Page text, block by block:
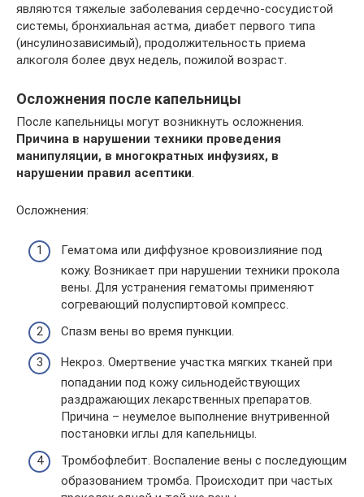
являются тяжелые заболевания сердечно-сосудистой
системы, бронхиальная астма, диабет первого типа
(инсулинозависимый), продолжительность приема
алкоголя более двух недель, пожилой возраст.
Осложнения после капельницы
После капельницы могут возникнуть осложнения.
Причина в нарушении техники проведения
манипуляции, в многократных инфузиях, в
нарушении правил асептики.
Осложнения:
Гематома или диффузное кровоизлияние под
кожу. Возникает при нарушении техники прокола
вены. Для устранения гематомы применяют
согревающий полуспиртовой компресс.
Спазм вены во время пункции.
Некроз. Омертвение участка мягких тканей при
попадании под кожу сильнодействующих
раздражающих лекарственных препаратов.
Причина – неумелое выполнение внутривенной
постановки иглы для капельницы.
Тромбофлебит. Воспаление вены с последующим
образованием тромба. Происходит при частых